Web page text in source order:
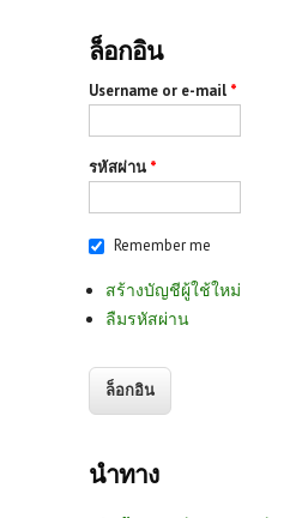
ล็อกอิน
Username or e-mail *
รหัสผ่าน *
Remember me
สร้างบัญชีผู้ใช้ใหม่
ลืมรหัสผ่าน
นำทาง